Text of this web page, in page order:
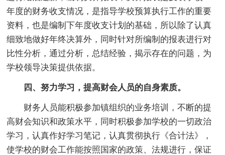
年度的财务收支情况，是指导学校预算执行工作的重要
资料，也是编制下年度收支计划的基础，所以除了认真
细致地做好年终决算外，同时针对所编制的报表进行对
比性分析，通过分析，总结经验，揭示存在的问题，为
学校领导决策提供依据。
四、努力学习，提高财会人员的自身素质。
财务人员能积极参加镇组织的业务培训，不断的提
高财会知识和政策水平，同时积极参加学校的一切政治
学习，认真作好学习笔记，认真贯彻执行《合计法》，
使学校的财会工作能按照国家的政策、法规进行，保证